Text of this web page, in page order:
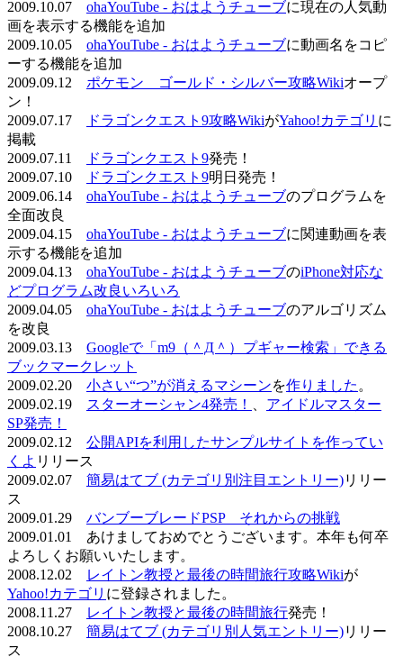
2009.10.07 ohaYouTube - おはようチューブに現在の人気動
画を表示する機能を追加
2009.10.05 ohaYouTube - おはようチューブに動画名をコピ
ーする機能を追加
2009.09.12 ポケモン ゴールド・シルバー攻略Wikiオープ
ン！
2009.07.17
ドラゴンクエスト9攻略WikiがYahoo!カテゴリ に
掲載
2009.07.11
ドラゴンクエスト9発売！
2009.07.10
ドラゴンクエスト9明日発売！
2009.06.14 ohaYouTube - おはようチューブのプログラムを
全面改良
2009.04.15 ohaYouTube - おはようチューブに関連動画を表
示する機能を追加
2009.04.13 ohaYouTube - おはようチューブのiPhone対応な
どプログラム改良いろいろ
2009.04.05 ohaYouTube - おはようチューブのアルゴリズム
を改良
2009.03.13 Googleで「m9（＾Д＾）プギャー検索」できる
ブックマークレット
2009.02.20 小さい“つ”が消えるマシーンを作りました 。
2009.02.19
スターオーシャン4発売！
アイドルマスター
SP発売！
2009.02.12 公開APIを利用したサンプルサイトを作ってい
くよ リリース
2009.02.07 簡易はてブ (カテゴリ別注目エントリー)リリー
ス
2009.01.29 バンブーブレードPSP それからの挑戦
2009.01.01 あけましておめでとうございます。本年も何卒
よろしくお願いいたします。
2008.12.02
レイトン教授と最後の時間旅行攻略Wikiが
Yahoo!カテゴリ に登録されました。
2008.11.27
レイトン教授と最後の時間旅行発売！
2008.10.27 簡易はてブ (カテゴリ別人気エントリー)リリー
ス